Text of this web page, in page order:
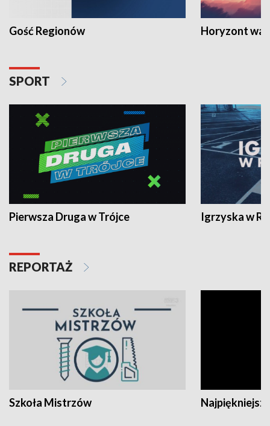
Gość Regionów Horyzont
SPORT
Pierwsza Druga w Trójce Igrzyska w
REPORTAŻ
Szkoła Mistrzów